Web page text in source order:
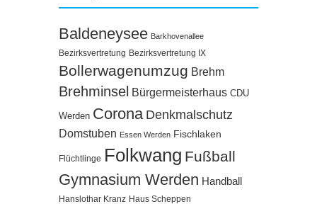
Baldeneysee Barkhovenallee
Bezirksvertretung Bezirksvertretung IX
Bollerwagenumzug Brehm
Brehminsel Bürgermeisterhaus CDU
Werden Corona Denkmalschutz
Domstuben Essen Werden Fischlaken
Flüchtlinge Folkwang Fußball
Gymnasium Werden Handball
Hanslothar Kranz Haus Scheppen